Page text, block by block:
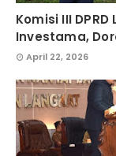
Komisi III
Investama,
April 22, 2026